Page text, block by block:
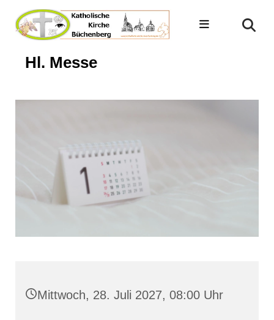
Hl. Messe
Mittwoch, 28. Juli 2027, 08:00 Uhr